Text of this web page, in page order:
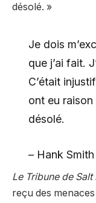
désolé. »
Je dois
que j’ai fait.
C’était
ont eu
désolé.
– Hank
Le Tribune de
reçu des